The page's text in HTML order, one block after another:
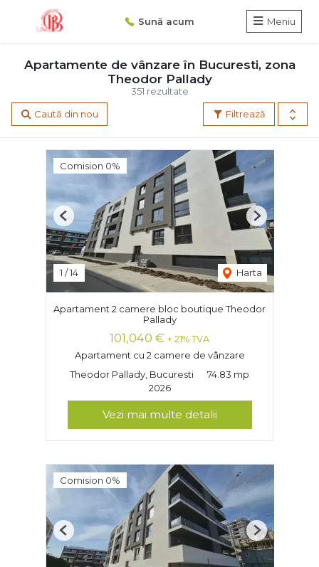
Sună acum Meniu
351 rezultate
Apartamente de vânzare în Bucuresti, zona
Theodor Pallady
Filtrează
Caută din nou
Comision 0%
1 /14 Harta
Previous Next
Apartament 2 camere bloc boutique Theodor
Pallady
101,040 € + 21% TVA
Apartament cu 2 camere de vânzare
Theodor Pallady, Bucuresti
74.83 mp
2026
Vezi mai multe detalii
Comision 0%
Previous Next